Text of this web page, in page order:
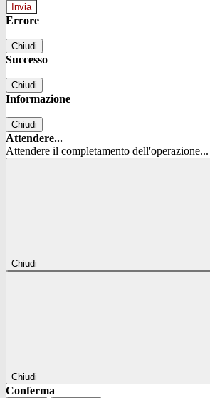
Errore
Chiudi
Successo
Chiudi
Informazione
Chiudi
Attendere...
Attendere il completamento dell'operazione...
Chiudi
Chiudi
Conferma